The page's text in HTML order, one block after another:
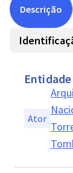
Descrição
Ator